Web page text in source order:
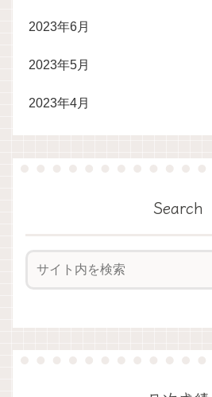
2023年6月
2023年5月
2023年4月
Search